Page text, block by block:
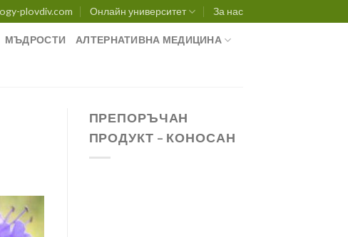
plovdiv.com Онлайн университет За нас
МЪДРОСТИ АЛТЕРНАТИВНА МЕДИЦИНА
ПРЕПОРЪЧАН
ПРОДУКТ – КОНОСАН